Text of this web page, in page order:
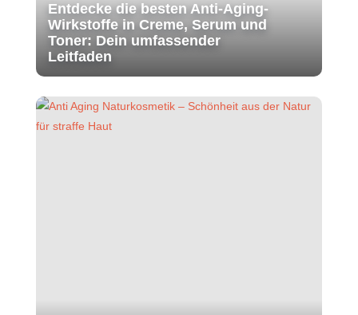
Entdecke die besten Anti-Aging-
Wirkstoffe in Creme, Serum und
Toner: Dein umfassender
Leitfaden